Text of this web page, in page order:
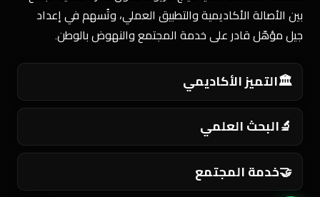
بين الأصالة الأكاديمية والتطبيق العملي، وتُسهم في إعداد
جيل مؤهّل قادر على خدمة المجتمع والنهوض بالوطن.
🏛️التميز الأكاديمي
🔬 البحث العلمي
🤝خدمة المجتمع